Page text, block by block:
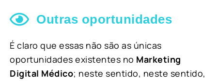
Outras oportunidades
É claro que essas não são as únicas
oportunidades existentes no Marketing
Digital Médico; neste sentido, neste sentido,